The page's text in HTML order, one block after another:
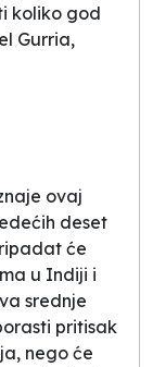
koliko god
Gurria,
ovaj
deset
će
u Indiji i
srednje
pritisak
nego će